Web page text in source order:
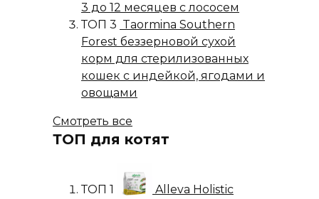
3 до 12 месяцев с лососем
ТОП 3 Taormina Southern
Forest беззерновой сухой
корм для стерилизованных
кошек с индейкой, ягодами и
овощами
Смотреть все
ТОП для котят
ТОП 1
Alleva Holistic